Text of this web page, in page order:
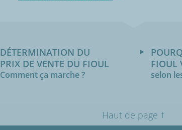
DÉTERMINATION DU
PRIX DE VENTE DU FIOUL
Comment ça marche ?
FIOUL
selon
Haut de page ↑